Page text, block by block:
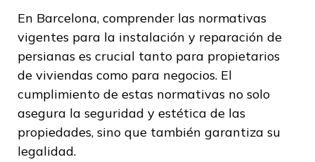
En Barcelona, comprender las normativas
vigentes para la instalación y reparación de
persianas es crucial tanto para propietarios
de viviendas como para negocios. El
cumplimiento de estas normativas no solo
asegura la seguridad y estética de las
propiedades, sino que también garantiza su
legalidad.